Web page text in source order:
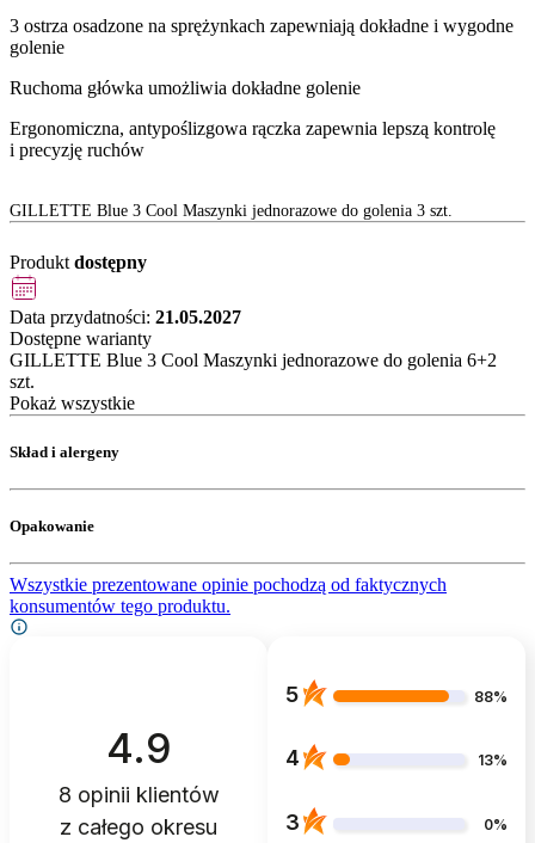
3 ostrza osadzone na sprężynkach zapewniają dokładne i wygodne
golenie
Ruchoma główka umożliwia dokładne golenie
Ergonomiczna, antypoślizgowa rączka zapewnia lepszą kontrolę
i precyzję ruchów
GILLETTE Blue 3 Cool Maszynki jednorazowe do golenia 3 szt.
Produkt dostępny
Data przydatności: 21.05.2027
Dostępne warianty
GILLETTE Blue 3 Cool Maszynki jednorazowe do golenia 6+2
szt.
Pokaż wszystkie
Skład i alergeny
Opakowanie
Wszystkie prezentowane opinie pochodzą od faktycznych
konsumentów tego produktu.
4.9
8 opinii klientów
z całego okresu
5 88%
4 13%
3 0%